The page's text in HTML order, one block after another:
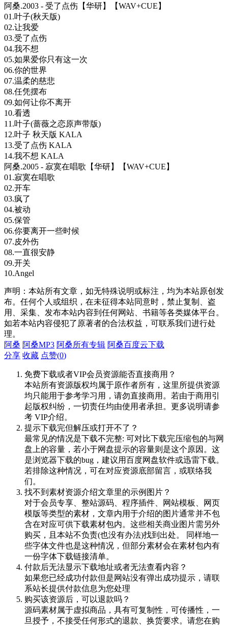
阿桑.2003 - 受了点伤【华研】【WAV+CUE】
01.叶子(秋天版)
02.让我爱
03.受了点伤
04.我不想
05.如果爱你只有这一次
06.你的世界
07.温柔的慈悲
08.任凭摆布
09.如何让你不离开
10.看透
11.叶子(蔷薇之恋原声带版)
12.叶子 秋天版 KALA
13.受了点伤 KALA
14.我不想 KALA
阿桑.2005 - 寂寞在唱歌【华研】【WAV+CUE】
01.寂寞在唱歌
02.开车
03.疯了
04.被动
05.保管
06.你要离开一些时候
07.皮外伤
08.一直很安静
09.开关
10.Angel
声明：本站所有文章，如无特殊说明或标注，均为本站原创发
布。任何个人或组织，在未征得本站同意时，禁止复制、盗
用、采集、发布本站内容到任何网站、书籍等各类媒体平台。
如若本站内容侵犯了原著者的合法权益，可联系我们进行处
理。
阿桑 阿桑MP3 阿桑所有专辑 阿桑百度云下载
分享 收藏 点赞(0)
免费下载或者VIP会员资源能否直接商用？
本站所有资源版权均属于原作者所有，这里所提供资源
均只能用于参考学习用，请勿直接商用。若由于商用引
起版权纠纷，一切责任均由使用者承担。更多说明请参
考 VIP介绍。
提示下载完但解压或打开不了？
最常见的情况是下载不完整: 可对比下载完压缩包的与网
盘上的容量，若小于网盘提示的容量则是这个原因。这
是浏览器下载的bug，建议用百度网盘软件或迅雷下载。
若排除这种情况，可在对应资源底部留言，或联络我
们。
找不到素材资源介绍文章里的示例图片？
对于会员专享、整站源码、程序插件、网站模板、网页
模版等类型的素材，文章内用于介绍的图片通常并不包
含在对应可供下载素材包内。这些相关商业图片需另外
购买，且本站不负责(也没有办法)找到出处。 同样地一
些字体文件也是这种情况，但部分素材会在素材包内有
一份字体下载链接清单。
付款后无法显示下载地址或者无法查看内容？
如果您已经成功付款但是网站没有弹出成功提示，请联
系站长提供付款信息为您处理
购买该资源后，可以退款吗？
源码素材属于虚拟商品，具有可复制性，可传播性，一
旦授予，不接受任何形式的退款、换货要求。请您在购